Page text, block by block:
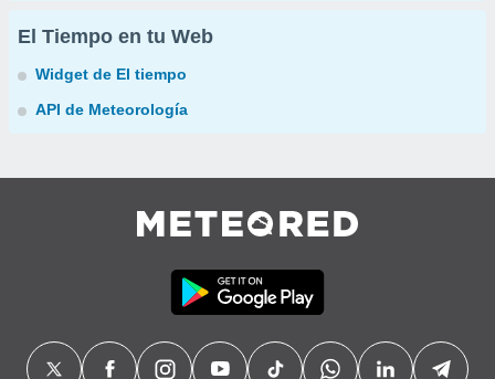
El Tiempo en tu Web
Widget de El tiempo
API de Meteorología